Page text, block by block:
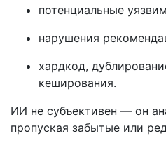
потенциальные
нарушения
хардкод,
кеширования.
ИИ не субъективен — он
пропуская забытые или